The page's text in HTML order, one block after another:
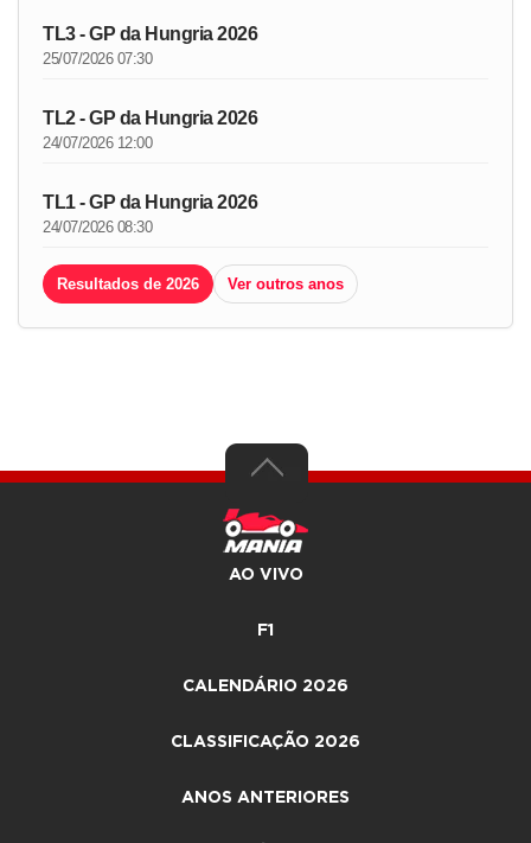
TL3 - GP da Hungria 2026
25/07/2026 07:30
TL2 - GP da Hungria 2026
24/07/2026 12:00
TL1 - GP da Hungria 2026
24/07/2026 08:30
Resultados de 2026 Ver outros anos
AO VIVO
F1
CALENDÁRIO 2026
CLASSIFICAÇÃO 2026
ANOS ANTERIORES